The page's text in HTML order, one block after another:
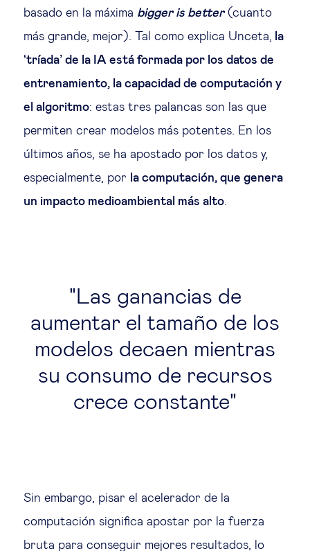
basado en la máxima bigger is better(cuanto
más grande, mejor). Tal como explica Unceta, la
‘tríada’ de la IA está formada por los datos de
entrenamiento, la capacidad de computación y
el algoritmo: estas tres palancas son las que
permiten crear modelos más potentes. En los
últimos años, se ha apostado por los datos y,
especialmente, por la computación, que genera
un impacto medioambiental más alto.
Las ganancias de
aumentar el tamaño de los
modelos decaen mientras
su consumo de recursos
crece constante
Sin embargo, pisar el acelerador de la
computación significa apostar por la fuerza
bruta para conseguir mejores resultados, lo